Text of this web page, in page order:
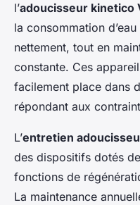
l’adoucisseur kinetico
la consommation
nettement, tout en
constante. Ces
facilement place dans
répondant aux
L’entretien
des dispositifs dotés
fonctions de
La maintenance